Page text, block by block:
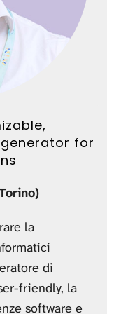
generator for
la
di
friendly, la
software e